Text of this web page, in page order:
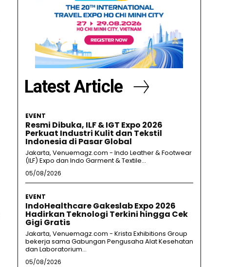
Latest Article
EVENT
Resmi Dibuka, ILF & IGT Expo 2026
Perkuat Industri Kulit dan Tekstil
Indonesia di Pasar Global
Jakarta, Venuemagz.com - Indo Leather & Footwear
(ILF) Expo dan Indo Garment & Textile...
05/08/2026
EVENT
IndoHealthcare Gakeslab Expo 2026
Hadirkan Teknologi Terkini hingga Cek
Gigi Gratis
Jakarta, Venuemagz.com - Krista Exhibitions Group
bekerja sama Gabungan Pengusaha Alat Kesehatan
dan Laboratorium...
05/08/2026